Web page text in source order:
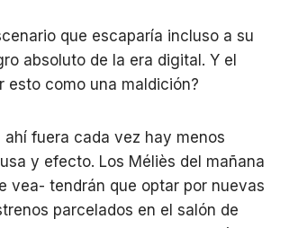
que escaparía incluso a su
absoluto de la era digital. Y el
esto como una maldición?
fuera cada vez hay menos
y efecto. Los Méliès del mañana
vea- tendrán que optar por nuevas
parcelados en el salón de